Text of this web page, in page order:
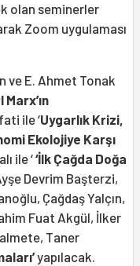
olan seminerler
Zoom uygulaması
ve E. Ahmet Tonak
ile ‘Uygarlık Krizi,
Ekolojiye Karşı
ile ‘‘İlk Çağda Doğa
Devrim Başterzi,
Çağdaş Yalçın,
Fuat Akgül, İlker
Taner
yapılacak.